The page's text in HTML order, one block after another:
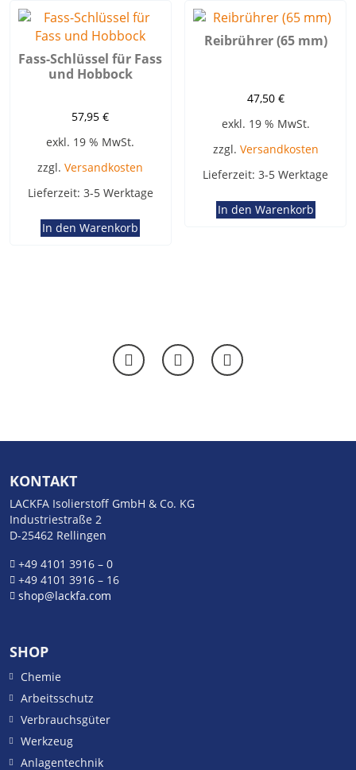
Fass-Schlüssel für Fass
und Hobbock
57,95€
exkl. 19 % MwSt.
zzgl.Versandkosten
Lieferzeit: 3-5 Werktage
In den Warenkorb
Reibrührer (65 mm)
47,50 €
exkl. 19 % MwSt.
zzgl. Versandkosten
Lieferzeit:3-5 Werktage
In den Warenkorb
KONTAKT
LACKFA Isolierstoff GmbH & Co. KG
Industriestraße 2
D-25462 Rellingen
+49 4101 3916 – 0
+49 4101 3916 – 16
shop@lackfa.com
SHOP
Chemie
Arbeitsschutz
Verbrauchsgüter
Werkzeug
Anlagentechnik